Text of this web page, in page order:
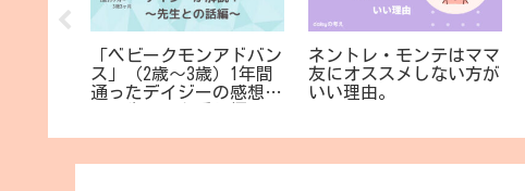
「ベビークモンアドバン
ス」（2歳～3歳）1年間
通ったデイジーの感想
ネントレ・モンテはママ
友にオススメしない方が
いい理由。